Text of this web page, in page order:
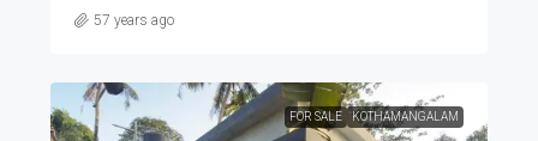
57 years ago
FOR SALE KOTHAMANGALAM